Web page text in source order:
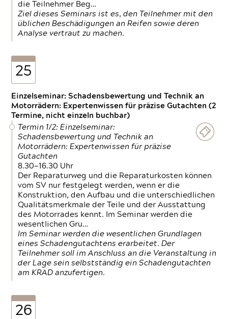
die Teilnehmer Beg…
Ziel dieses Seminars ist es, den Teilnehmer mit den
üblichen Beschädigungen an Reifen sowie deren
Analyse vertraut zu machen.
25
Einzelseminar: Schadensbewertung und Technik an
Motorrädern: Expertenwissen für präzise Gutachten (2
Termine, nicht einzeln buchbar)
Termin 1/2: Einzelseminar:
Schadensbewertung und Technik an
Motorrädern: Expertenwissen für präzise
Gutachten
8.30—16.30 Uhr
Der Reparaturweg und die Reparaturkosten können
vom SV nur festgelegt werden, wenn er die
Konstruktion, den Aufbau und die unterschiedlichen
Qualitätsmerkmale der Teile und der Ausstattung
des Motorrades kennt. Im Seminar werden die
wesentlichen Gru…
Im Seminar werden die wesentlichen Grundlagen
eines Schadengutachtens erarbeitet. Der
Teilnehmer soll im Anschluss an die Veranstaltung in
der Lage sein selbstständig ein Schadengutachten
am KRAD anzufertigen.
26